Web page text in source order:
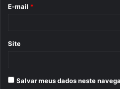
E-mail *
Site
Salvar meus dados neste